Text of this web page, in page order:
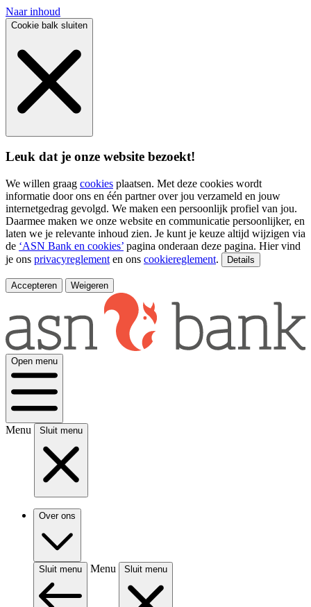
Naar inhoud
Cookie balk sluiten
Leuk dat je onze website bezoekt!
We willen graag cookies plaatsen. Met deze cookies wordt
informatie door ons en één partner over jou verzameld en jouw
internetgedrag gevolgd. We maken een persoonlijk profiel van jou.
Daarmee maken we onze website en communicatie persoonlijker, en
laten we je relevante inhoud zien. Je kunt je keuze altijd wijzigen via
de ‘ASN Bank en cookies’ pagina onderaan deze pagina. Hier vind
je ons privacyreglement en ons cookiereglement. Details
Accepteren Weigeren
Open menu
Menu Sluit menu
Over ons
Sluit menu Menu Sluit menu